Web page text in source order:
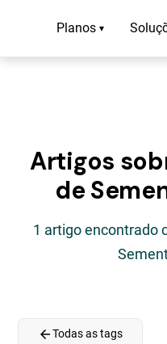
Planos ▾
Artigos
de
1 artigo encontrado
arrow_backTodas as tags